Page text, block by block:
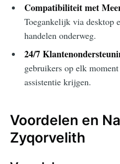
Compatibiliteit met
Toegankelijk via desktop
handelen onderweg.
24/7
gebruikers op elk
assistentie krijgen.
Voordelen en
Zyqorvelith